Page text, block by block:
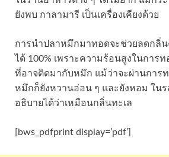
ยังพบ กาลามารี เป็นเครื่องเคียงด้วย
การนำปลาหมึกมาทอดจะช่วยลดกลิ่น
ได้ 100% เพราะความร้อนสูงในการ
ที่อาจติดมากับหมึก แม้ว่าจะผ่านการ
หมึกก็ยังหวานอ่อน ๆ และยังหอม ใน
อธิบายได้ว่าเหมือนกลิ่นทะเล
[bws_pdfprint display=’pdf’]